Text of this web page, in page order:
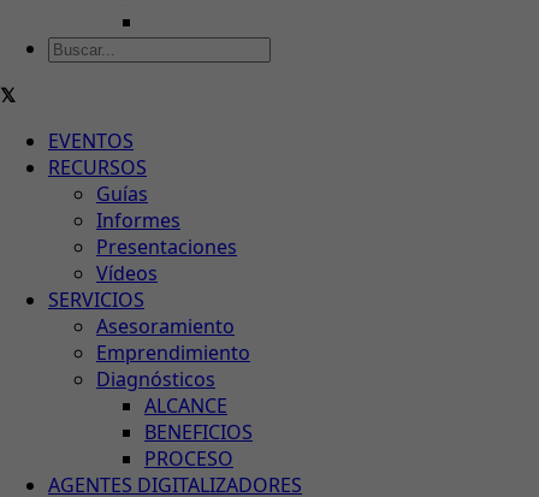
EVENTOS
RECURSOS
Guías
Informes
Presentaciones
Vídeos
SERVICIOS
Asesoramiento
Emprendimiento
Diagnósticos
ALCANCE
BENEFICIOS
PROCESO
AGENTES DIGITALIZADORES